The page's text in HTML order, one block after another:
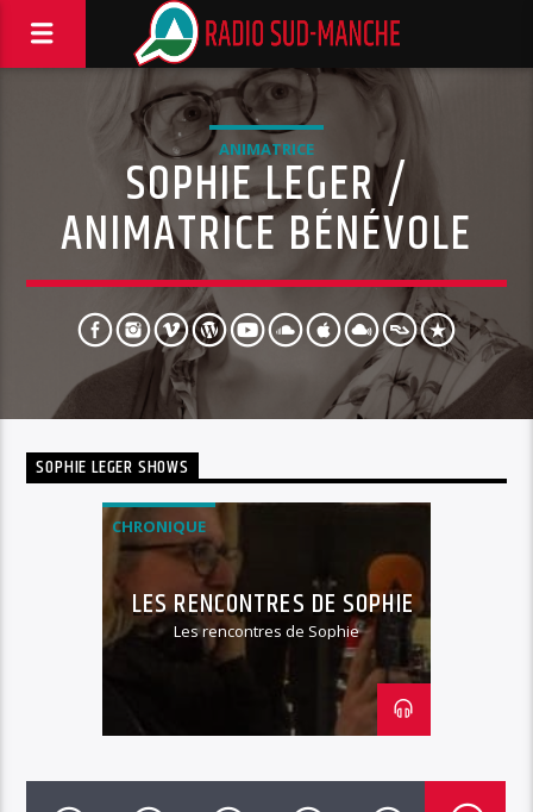
ANIMATRICE
SOPHIE LEGER /
ANIMATRICE BÉNÉVOLE
SOPHIE LEGER SHOWS
CHRONIQUE
LES RENCONTRES DE SOPHIE
RENCONTRES
LES RENCONTRES DE SOPHIE
Les rencontres de Sophie